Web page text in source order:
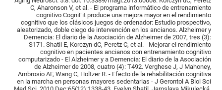
C, Aharonson V, et al. - El programa informático de entrenamiento
cognitivo CogniFit produce una mejora mayor en el rendimiento
cognitivo que los clásicos juegos de ordenador: Estudio prospectivo,
aleatorizado, doble ciego de intervención en los ancianos. Alzheimer y
Demencia: El diario de la Asociación de Alzheimer de 2007, tres (3):
S171. Shatil E, Korczyn dC, Peretz C, et al. - Mejorar el rendimiento
cognitivo en pacientes ancianos con entrenamiento cognitivo
computarizado - El Alzheimer y a Demencia: El diario de la Asociación
de Alzheimer de 2008, cuatro (4): T492. Verghese J, J Mahoney,
Ambrosio AF, Wang C, Holtzer R. - Efecto de la rehabilitación cognitiva
en la marcha en personas mayores sedentarias - J Gerontol A Biol Sci